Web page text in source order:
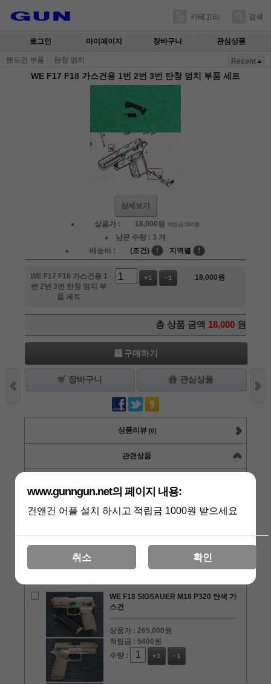
카테고리 검색
로그인 마이페이지 장바구니 관심상품
핸드건 부품 탄창 멈치 Recent
WE F17 F18 가스건용 1번 2번 3번 탄창 멈치 부품 세트
상세보기
상품가 : 18,000원 적립금:360원
남은 수량 :3 개
배송비 :
(조건) ! 지역별 !
WE F17 F18 가스건용 1
번 2번 3번 탄창 멈치 부
품 세트
+1 -1 18,000원
총 상품 금액 18,000 원
구매하기
장바구니 관심상품
상품리뷰 [0]
관련상품
라 가스건
상품가 :
255,000원
WE F18 SIGSAUER M18 P320 탄색 가
스건
상품가 :265,000원
적립금 : 5400원
수량 :
+1 -1
www.gunngun.net의 페이지 내용:
건앤건 어플 설치 하시고 적립금 1000원 받으세요
취소 확인